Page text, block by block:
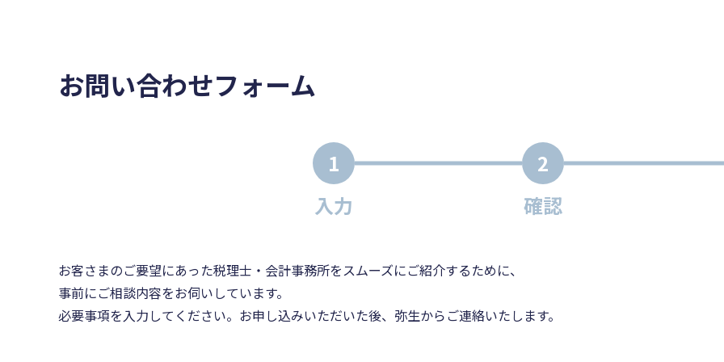
お問い合わせフォーム
1
入力
2
確認
お客さまのご要望にあった税理士・会計事務所をスムーズにご紹介するために、
事前にご相談内容をお伺いしています。
必要事項を入力してください。お申し込みいただいた後、弥生からご連絡いたします。